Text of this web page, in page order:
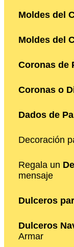
Moldes del
Moldes del
Coronas de
Coronas o
Dados de
Decoración
Regala un
mensaje
Dulceros
Dulceros
Armar